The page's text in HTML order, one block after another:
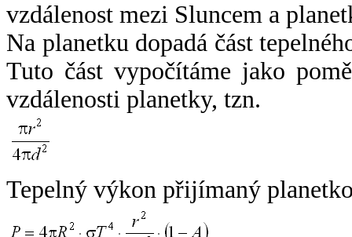
vzdálenost mezi Sluncem a
Na planetku dopadá část
Tuto část vypočítáme jako
vzdálenosti planetky, tzn.
Tepelný výkon přijímaný